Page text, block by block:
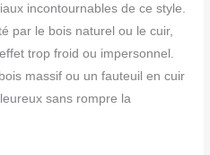
incontournables de ce style.
par le bois naturel ou le cuir,
trop froid ou impersonnel.
massif ou un fauteuil en cuir
sans rompre la